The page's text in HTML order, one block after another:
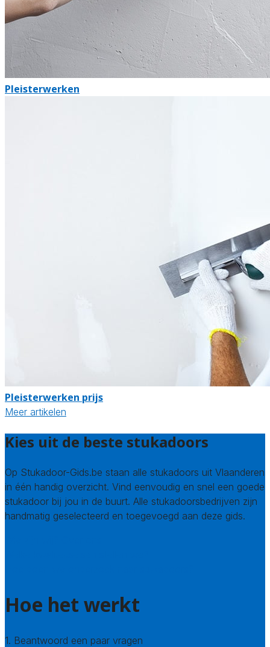
Pleisterwerken
Pleisterwerken prijs
Meer artikelen
Kies uit de beste stukadoors
Op Stukadoor-Gids.be staan alle stukadoors uit Vlaanderen
in één handig overzicht. Vind eenvoudig en snel een goede
stukadoor bij jou in de buurt. Alle stukadoorsbedrijven zijn
handmatig geselecteerd en toegevoegd aan deze gids.
Hoe het werkt
1. Beantwoord een paar vragen